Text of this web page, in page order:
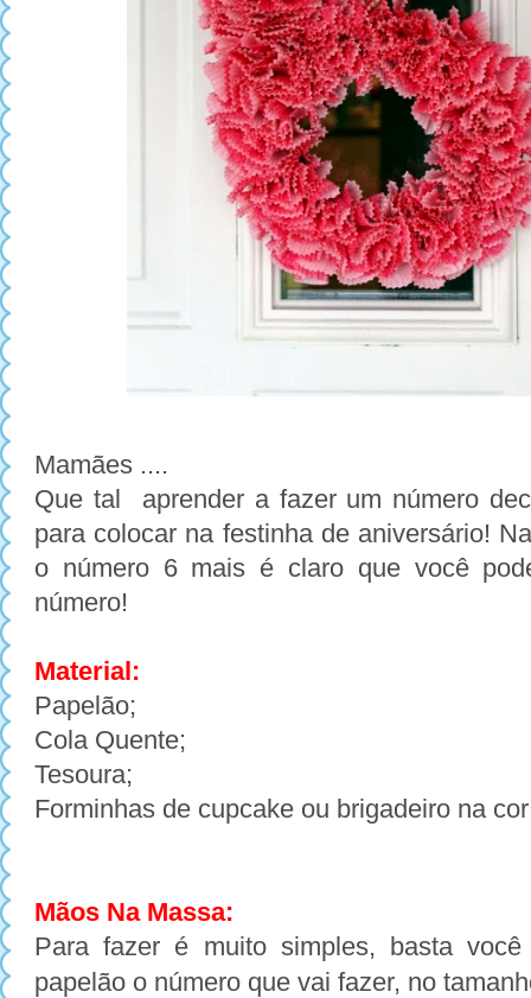
Mamães ....
Que tal
aprender a fazer um número
para colocar na festinha de aniversário!
o número 6 mais é claro que você
número!
Material:
Papelão;
Cola Quente;
Tesoura;
Forminhas de cupcake ou brigadeiro na
Mãos Na Massa:
Para fazer é muito simples, basta
papelão o número que vai fazer, no